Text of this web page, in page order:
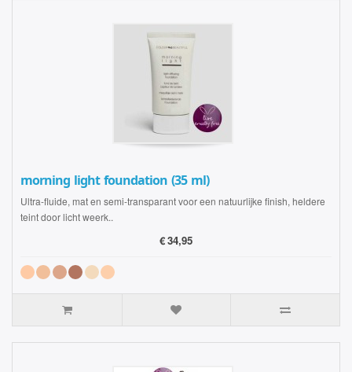
morning light foundation (35 ml)
Ultra-fluide, mat en semi-transparant voor een natuurlijke finish, heldere
teint door licht weerk..
€ 34,95